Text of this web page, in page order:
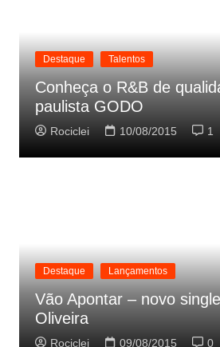
Destaque Talentos
Conheça o R&B de
paulista GODO
Rociclei 10/08/2015 1
Destaque Lançamentos
Vão Apontar – novo
Oliveira
Rociclei 09/08/2015 0